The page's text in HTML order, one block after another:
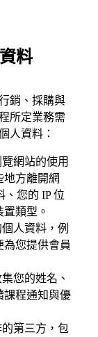
料
銷、採購與
所定業務需
人資料：
網站的使用
地方離開網
、您的 IP 位
類型。
人資料，例
您提供會員
您的姓名、
課程通知與優
第三方，包